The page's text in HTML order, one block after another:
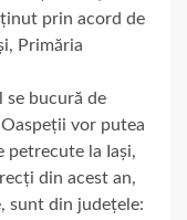
prin acord de
Primăria
se bucură de
vor putea
petrecute la Iași,
din acest an,
sunt din județele: